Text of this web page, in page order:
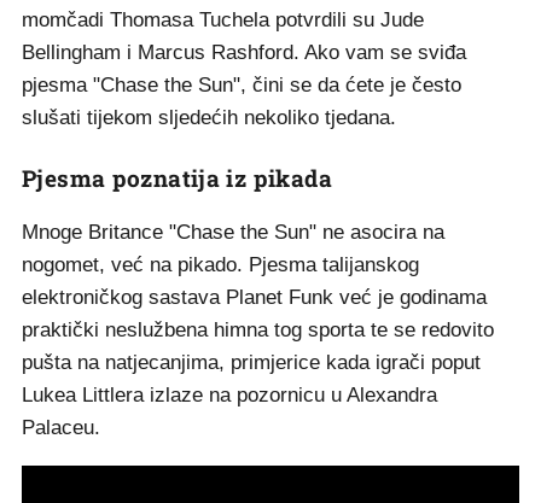
momčadi Thomasa Tuchela potvrdili su Jude
Bellingham i Marcus Rashford. Ako vam se sviđa
pjesma "Chase the Sun", čini se da ćete je često
slušati tijekom sljedećih nekoliko tjedana.
Pjesma poznatija iz pikada
Mnoge Britance "Chase the Sun" ne asocira na
nogomet, već na pikado. Pjesma talijanskog
elektroničkog sastava Planet Funk već je godinama
praktički neslužbena himna tog sporta te se redovito
pušta na natjecanjima, primjerice kada igrači poput
Lukea Littlera izlaze na pozornicu u Alexandra
Palaceu.